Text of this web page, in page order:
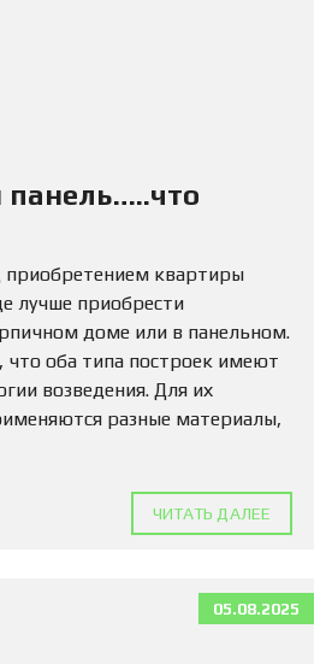
приобретением квартиры
лучше приобрести
доме или в панельном.
что оба типа построек имеют
возведения. Для их
разные материалы,
ЧИТАТЬ ДАЛЕЕ
05.08.2025